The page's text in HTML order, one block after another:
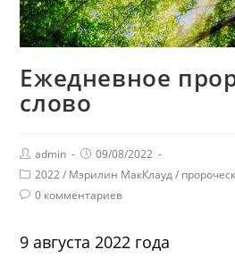
Ежедневное
слово
admin
09/08/2022
2022 / Мэрилин МакКлауд /
0 комментариев
9 августа 2022 года